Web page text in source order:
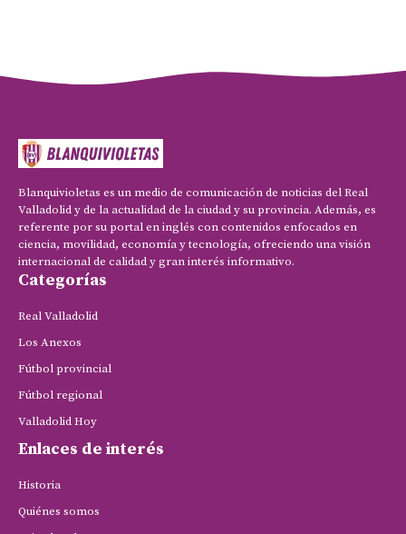
Blanquivioletas es un medio de comunicación de noticias del Real
Valladolid y de la actualidad de la ciudad y su provincia. Además, es
referente por su portal en inglés con contenidos enfocados en
ciencia, movilidad, economía y tecnología, ofreciendo una visión
internacional de calidad y gran interés informativo.
Categorías
Real Valladolid
Los Anexos
Fútbol provincial
Fútbol regional
Valladolid Hoy
Enlaces de interés
Historia
Quiénes somos